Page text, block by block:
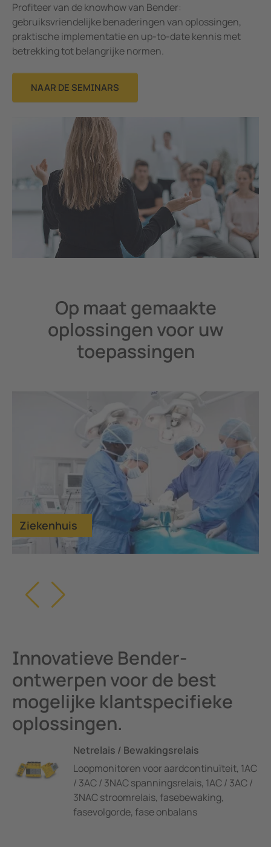
Profiteer van de knowhow van Bender:
gebruiksvriendelijke benaderingen van oplossingen,
praktische implementatie en up-to-date kennis met
betrekking tot belangrijke normen.
NAAR DE SEMINARS
Op maat gemaakte
oplossingen voor uw
toepassingen
Olie en gas
Innovatieve Bender-
ontwerpen voor de best
mogelijke klantspecifieke
oplossingen.
Netrelais / Bewakingsrelais
Loopmonitoren voor aardcontinuïteit, 1AC
/ 3AC / 3NAC spanningsrelais, 1AC / 3AC /
3NAC stroomrelais, fasebewaking,
fasevolgorde, fase onbalans